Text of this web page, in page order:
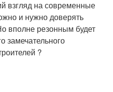
взгляд на современные
и нужно доверять
вполне резонным будет
замечательного
?